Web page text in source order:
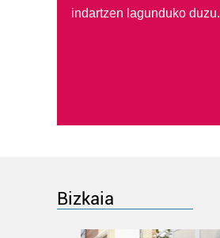
indartzen lagunduko duzu.
Bizkaia